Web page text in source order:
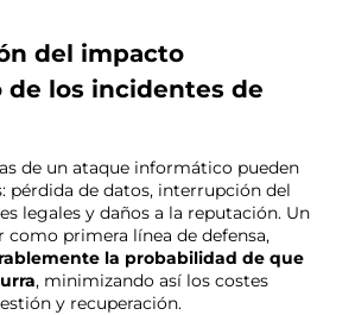
del impacto
de los incidentes de
de un ataque informático pueden
pérdida de datos, interrupción del
legales y daños a la reputación. Un
como primera línea de defensa,
la probabilidad de que
, minimizando así los costes
y recuperación.